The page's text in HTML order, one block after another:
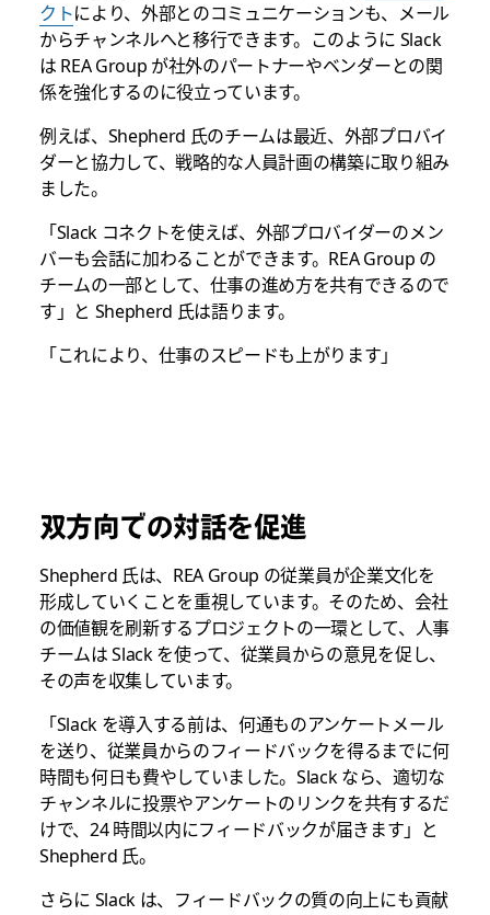
クトにより、外部とのコミュニケーションも、メール
からチャンネルへと移行できます。このように Slack
は REA Group が社外のパートナーやベンダーとの関
係を強化するのに役立っています。
例えば、Shepherd 氏のチームは最近、外部プロバイ
ダーと協力して、戦略的な人員計画の構築に取り組み
ました。
「Slack コネクトを使えば、外部プロバイダーのメン
バーも会話に加わることができます。REA Group の
チームの一部として、仕事の進め方を共有できるので
す」と Shepherd 氏は語ります。
「これにより、仕事のスピードも上がります」
双方向での対話を促進
Shepherd 氏は、REA Group の従業員が企業文化を
形成していくことを重視しています。そのため、会社
の価値観を刷新するプロジェクトの一環として、人事
チームは Slack を使って、従業員からの意見を促し、
その声を収集しています。
「Slack を導入する前は、何通ものアンケートメール
を送り、従業員からのフィードバックを得るまでに何
時間も何日も費やしていました。Slack なら、適切な
チャンネルに投票やアンケートのリンクを共有するだ
けで、24 時間以内にフィードバックが届きます」と
Shepherd 氏。
さらに Slack は、フィードバックの質の向上にも貢献